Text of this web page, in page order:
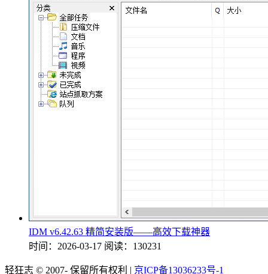
IDM v6.42.63 精简安装版——高效下载神器
时间：2026-03-17 阅读：130231
轻狂志 © 2007- 保留所有权利 | 京ICP备13036233号-1